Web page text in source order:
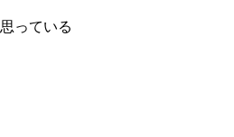
っている